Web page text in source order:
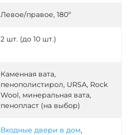
Левое/правое, 180º
2 шт. (до 10 шт.)
Каменная вата,
пенополистирол, URSA, Rock
Wool, минеральная вата,
пенопласт (на выбор)
Входные двери в дом,